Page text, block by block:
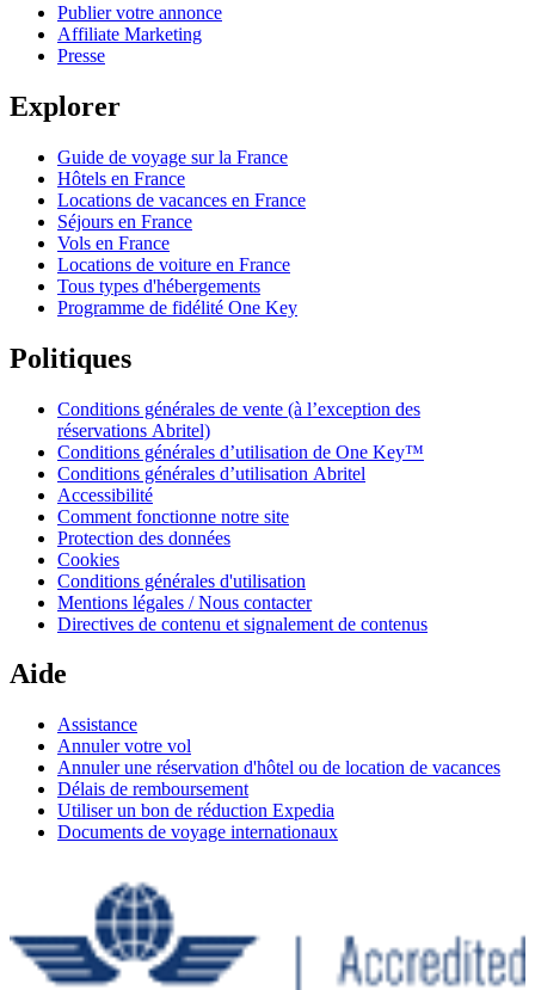
Publier votre annonce
Affiliate Marketing
Presse
Explorer
Guide de voyage sur la France
Hôtels en France
Locations de vacances en France
Séjours en France
Vols en France
Locations de voiture en France
Tous types d'hébergements
Programme de fidélité One Key
Politiques
Conditions générales de vente (à l’exception des
réservations Abritel)
Conditions générales d’utilisation de One Key™
Conditions générales d’utilisation Abritel
Accessibilité
Comment fonctionne notre site
Protection des données
Cookies
Conditions générales d'utilisation
Mentions légales / Nous contacter
Directives de contenu et signalement de contenus
Aide
Assistance
Annuler votre vol
Annuler une réservation d'hôtel ou de location de vacances
Délais de remboursement
Utiliser un bon de réduction Expedia
Documents de voyage internationaux